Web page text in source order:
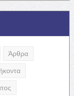
Άρθρα